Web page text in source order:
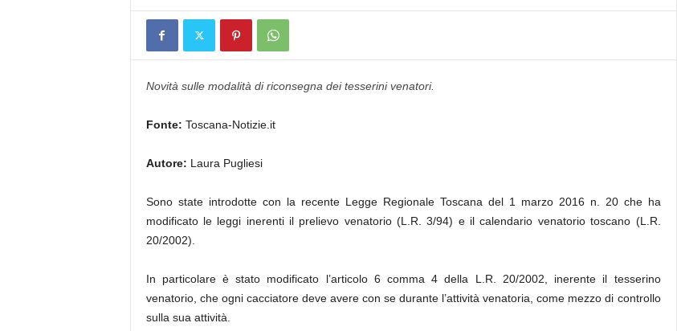
Novità sulle modalità di riconsegna dei tesserini venatori.
Fonte: Toscana-Notizie.it
Autore: Laura Pugliesi
Sono state introdotte con la recente Legge Regionale Toscana del 1 marzo 2016 n. 20 che ha
modificato le leggi inerenti il prelievo venatorio (L.R. 3/94) e il calendario venatorio toscano (L.R.
20/2002).
In particolare è stato modificato l’articolo 6 comma 4 della L.R. 20/2002, inerente il tesserino
venatorio, che ogni cacciatore deve avere con se durante l’attività venatoria, come mezzo di controllo
sulla sua attività.